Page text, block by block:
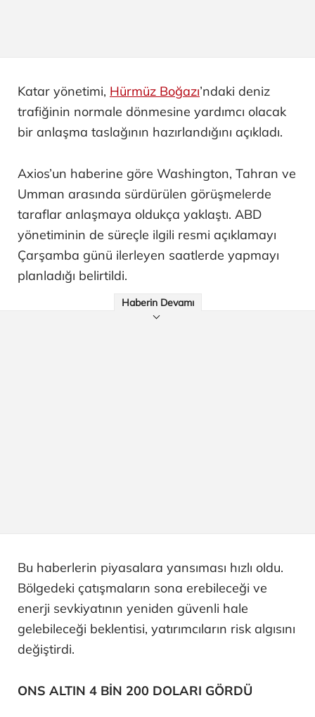
Katar yönetimi, Hürmüz Boğazı’ndaki deniz
trafiğinin normale dönmesine yardımcı olacak
bir anlaşma taslağının hazırlandığını açıkladı.
Axios’un haberine göre Washington, Tahran ve
Umman arasında sürdürülen görüşmelerde
taraflar anlaşmaya oldukça yaklaştı. ABD
yönetiminin de süreçle ilgili resmi açıklamayı
Çarşamba günü ilerleyen saatlerde yapmayı
planladığı belirtildi.
Haberin Devamı
Bu haberlerin piyasalara yansıması hızlı oldu.
Bölgedeki çatışmaların sona erebileceği ve
enerji sevkiyatının yeniden güvenli hale
gelebileceği beklentisi, yatırımcıların risk algısını
değiştirdi.
ONS ALTIN 4 BİN 200 DOLARI GÖRDÜ